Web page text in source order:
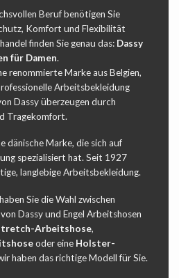
Beruf benötigen Sie
Komfort und Flexibilität
finden Sie genau das: Dassy
für Damen.
renommierte Marke aus Belgien,
Arbeitsbekleidung
Dassy überzeugen durch
Tragekomfort.
dänische Marke, die sich auf
spezialisiert hat. Seit 1927
langlebige Arbeitsbekleidung.
Sie die Wahl zwischen
Dassy und Engel Arbeitshosen
Arbeitshose,
oder eine Holster-
haben das richtige Modell für Sie.